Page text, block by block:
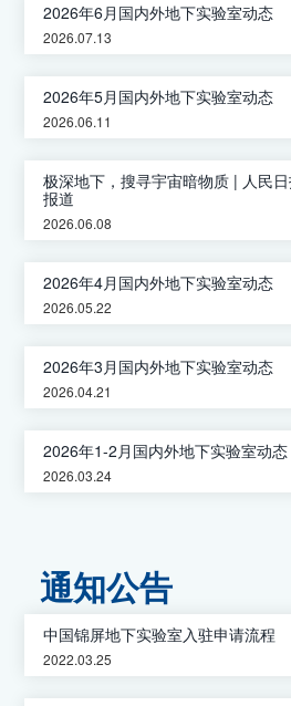
2026年6月国内外地下实验室动态
2026.07.13
2026年5月国内外地下实验室动态
2026.06.11
极深地下，搜寻宇宙暗物质 | 人民
报道
2026.06.08
2026年4月国内外地下实验室动态
2026.05.22
2026年3月国内外地下实验室动态
2026.04.21
2026年1-2月国内外地下实验室动态
2026.03.24
通知公告
中国锦屏地下实验室入驻申请流程
2022.03.25